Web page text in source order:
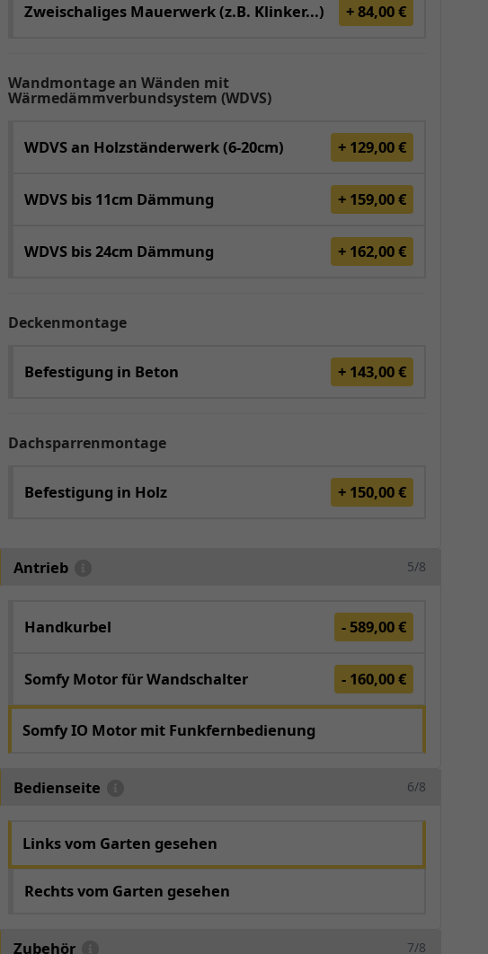
Zweischaliges Mauerwerk (z.B. Klinker...) + 84,00 €
Wandmontage an Wänden mit
Wärmedämmverbundsystem (WDVS)
WDVS an Holzständerwerk (6-20cm) + 129,00 €
WDVS bis 11cm Dämmung + 159,00 €
WDVS bis 24cm Dämmung + 162,00 €
Deckenmontage
Befestigung in Beton + 143,00 €
Dachsparrenmontage
Befestigung in Holz + 150,00 €
Antrieb 5/8
Handkurbel - 589,00 €
Somfy Motor für Wandschalter - 160,00 €
Somfy IO Motor mit Funkfernbedienung
Bedienseite 6/8
Links vom Garten gesehen
Rechts vom Garten gesehen
Zubehör 7/8